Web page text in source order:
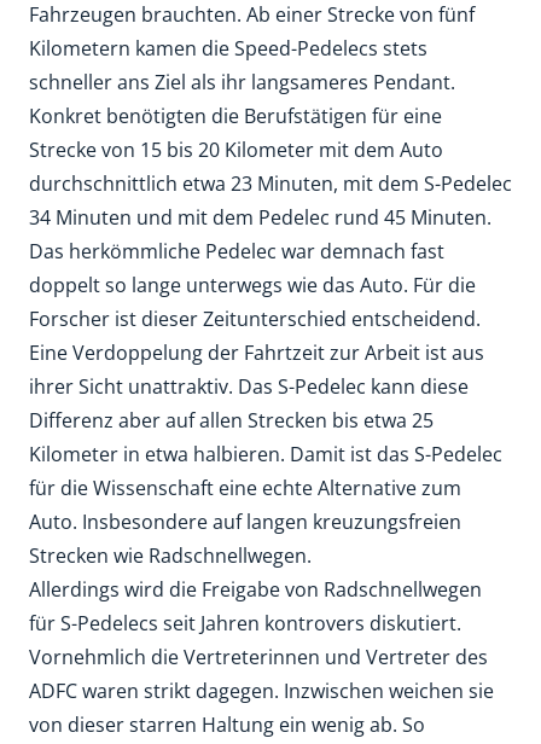
Fahrzeugen brauchten. Ab einer Strecke von fünf
Kilometern kamen die Speed-Pedelecs stets
schneller ans Ziel als ihr langsameres Pendant.
Konkret benötigten die Berufstätigen für eine
Strecke von 15 bis 20 Kilometer mit dem Auto
durchschnittlich etwa 23 Minuten, mit dem S-Pedelec
34 Minuten und mit dem Pedelec rund 45 Minuten.
Das herkömmliche Pedelec war demnach fast
doppelt so lange unterwegs wie das Auto. Für die
Forscher ist dieser Zeitunterschied entscheidend.
Eine Verdoppelung der Fahrtzeit zur Arbeit ist aus
ihrer Sicht unattraktiv. Das S-Pedelec kann diese
Differenz aber auf allen Strecken bis etwa 25
Kilometer in etwa halbieren. Damit ist das S-Pedelec
für die Wissenschaft eine echte Alternative zum
Auto. Insbesondere auf langen kreuzungsfreien
Strecken wie Radschnellwegen.
Allerdings wird die Freigabe von Radschnellwegen
für S-Pedelecs seit Jahren kontrovers diskutiert.
Vornehmlich die Vertreterinnen und Vertreter des
ADFC waren strikt dagegen. Inzwischen weichen sie
von dieser starren Haltung ein wenig ab. So